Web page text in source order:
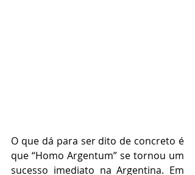
O que dá para ser dito de concreto é
que “Homo Argentum” se tornou um
sucesso imediato na Argentina. Em